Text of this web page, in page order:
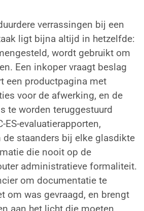
verrassingen bij een
ligt bijna altijd in hetzelfde:
wordt gebruikt om
Een inkoper vraagt beslag
een productpagina met
voor de afwerking, en de
te worden teruggestuurd
evaluatierapporten,
staanders bij elke glasdikte
die nooit op de
administratieve formaliteit.
om documentatie te
om was gevraagd, en brengt
aan het licht die moeten